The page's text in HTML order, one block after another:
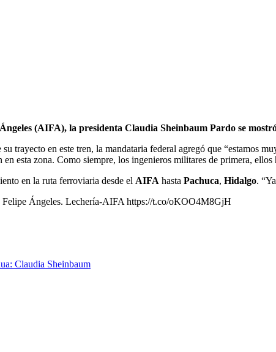
(AIFA), la presidenta Claudia Sheinbaum Pardo se
trayecto en este tren, la mandataria federal agregó que “estamos
esta zona. Como siempre, los ingenieros militares de primera, ellos
en la ruta ferroviaria desde el AIFA hasta Pachuca, Hidalgo.
Ángeles. Lechería-AIFA https://t.co/oKOO4M8GjH
Claudia Sheinbaum